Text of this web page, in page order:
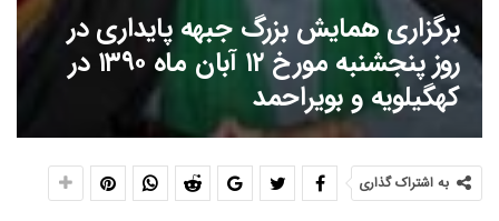
برگزاری همایش بزرگ جبهه پایداری در
روز پنجشنبه مورخ ۱۲ آبان ماه ۱۳۹۰ در
کهگیلویه و بویراحمد
به اشتراک گذاری